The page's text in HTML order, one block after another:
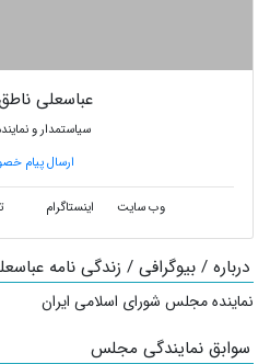
عباسعلی
سیاستمدار و
ارسال پیام
وب سایت اینستاگرام
درباره / بیوگرافی / زندگی نامه
نماینده مجلس شورای اسلامی ایران
سوابق نمایندگی مجلس